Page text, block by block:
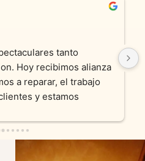
tanto
Hoy recibimos alianza
a reparar, el trabajo
y estamos